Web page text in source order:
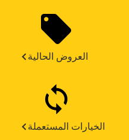
العروض الحالية
الخيارات المستعملة